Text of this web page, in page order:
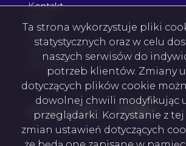
Kontakt
Agent nieruchomości Podkarpacie
Architektura
social media Facebook
Facebook
Facebook
Ta strona wykorzystuje pliki
statystycznych oraz w celu
naszych serwisów do
potrzeb klientów. Zmiany
dotyczących plików cookie
dowolnej chwili modyfikując
przeglądarki. Korzystanie z
zmian ustawień dotyczących